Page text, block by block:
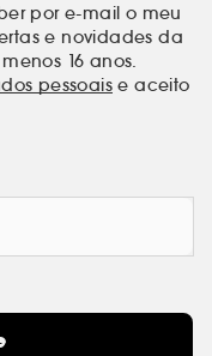
por e-mail o meu
e novidades da
16 anos.
pessoais e aceito